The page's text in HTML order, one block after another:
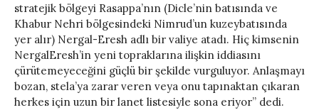
stratejik bölgeyi Rasappa’nın (Dicle’nin batısında ve
Khabur Nehri bölgesindeki Nimrud’un kuzeybatısında
yer alır) Nergal-Eresh adlı bir valiye atadı. Hiç kimsenin
NergalEresh’in yeni topraklarına ilişkin iddiasını
çürütemeyeceğini güçlü bir şekilde vurguluyor. Anlaşmayı
bozan, stela’ya zarar veren veya onu tapınaktan çıkaran
herkes için uzun bir lanet listesiyle sona eriyor” dedi.